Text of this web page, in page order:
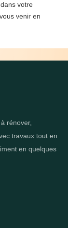
votre
venir en
rénover,
travaux tout en
en quelques